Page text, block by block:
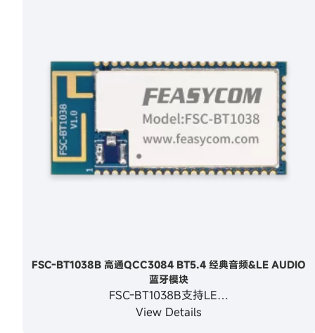
FSC-BT1038B 高通QCC3084 BT5.4 经典音频&LE AUDIO
蓝牙模块
FSC-BT1038B支持LE…
View Details